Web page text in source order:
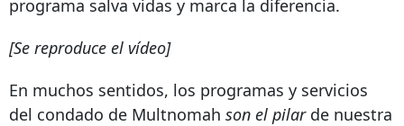
programa salva vidas y marca la diferencia.
[Se reproduce el vídeo]
En muchos sentidos, los programas y servicios
del condado de Multnomah son el pilar de nuestra